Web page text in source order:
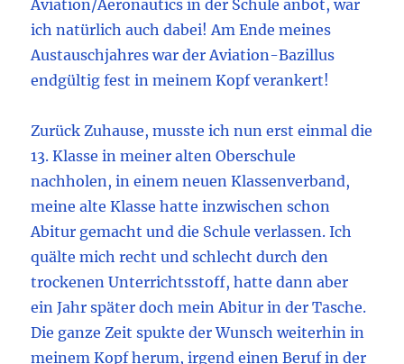
Aviation/Aeronautics in der Schule anbot, war
ich natürlich auch dabei! Am Ende meines
Austauschjahres war der Aviation-Bazillus
endgültig fest in meinem Kopf verankert!
Zurück Zuhause, musste ich nun erst einmal die
13. Klasse in meiner alten Oberschule
nachholen, in einem neuen Klassenverband,
meine alte Klasse hatte inzwischen schon
Abitur gemacht und die Schule verlassen. Ich
quälte mich recht und schlecht durch den
trockenen Unterrichtsstoff, hatte dann aber
ein Jahr später doch mein Abitur in der Tasche.
Die ganze Zeit spukte der Wunsch weiterhin in
meinem Kopf herum, irgend einen Beruf in der